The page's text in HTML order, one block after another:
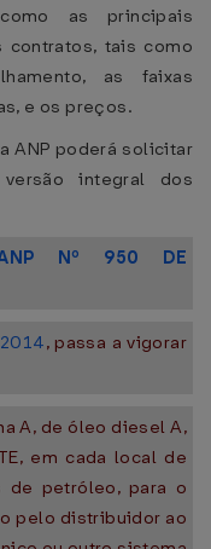
as principais
contratos, tais como
as faixas
e os preços.
ANP poderá solicitar
integral dos
Nº 950 DE
, passa a vigorar
A, de óleo diesel A,
em cada local de
de petróleo, para o
pelo distribuidor ao